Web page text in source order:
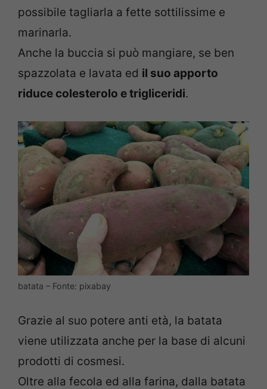
possibile tagliarla a fette sottilissime e
marinarla.
Anche la buccia si può mangiare, se ben
spazzolata e lavata ed il suo apporto
riduce colesterolo e trigliceridi.
batata – Fonte: pixabay
Grazie al suo potere anti età, la batata
viene utilizzata anche per la base di alcuni
prodotti di cosmesi.
Oltre alla fecola ed alla farina, dalla batata